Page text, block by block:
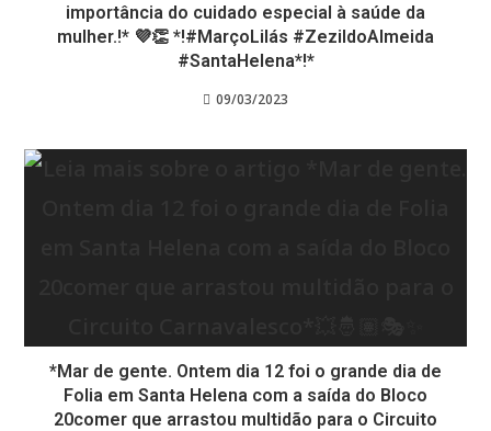
importância do cuidado especial à saúde da
mulher.!* 💜👏 *!#MarçoLilás #ZezildoAlmeida
#SantaHelena*!*
09/03/2023
*Mar de gente. Ontem dia 12 foi o grande dia de
Folia em Santa Helena com a saída do Bloco
20comer que arrastou multidão para o Circuito